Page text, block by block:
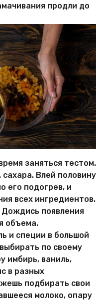
продли до
заняться тестом.
Влей половину
его подогрев, и
всех ингредиентов.
Дождись появления
объема.
и специи в большой
по своему
имбирь, ваниль,
в разных
подбирать свои
молоко, опару